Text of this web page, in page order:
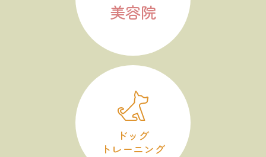
美容院
ドッグ
トレーニング